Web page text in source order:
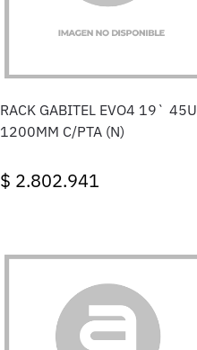
RACK GABITEL EVO4 19` 45U
1200MM C/PTA (N)
$ 2.802.941